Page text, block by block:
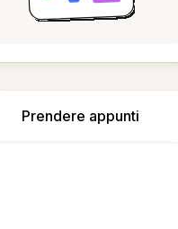
Prendere appunti